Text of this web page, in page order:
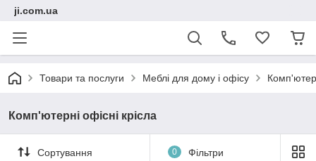
ji.com.ua
Товари та послуги Меблі для дому і офісу
Комп'ютерні офісні крісла
Сортування 0 Фільтри